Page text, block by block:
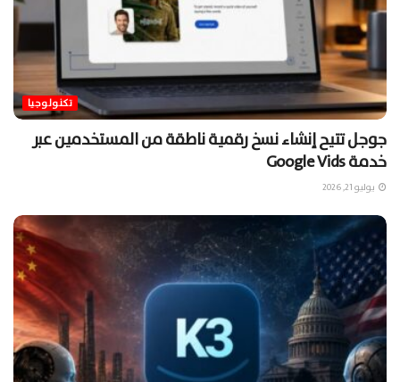
تكنولوجيا
جوجل تتيح إنشاء نسخ رقمية ناطقة من المستخدمين عبر
خدمة Google Vids
يوليو 21, 2026